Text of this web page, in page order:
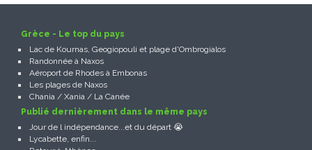
Grèce - Le top du pays
Lac de Kournas, Geogiopouli et plage d'Ombrogialos
Randonnée à Naxos
Aéroport de Rhodes à Embonas
Les plages de Naxos
Chania / Xania / La Canée
Publié dernièrement dans le même pays
Jour de l indépendance...et du départ 😭
Lycabette, enfin...